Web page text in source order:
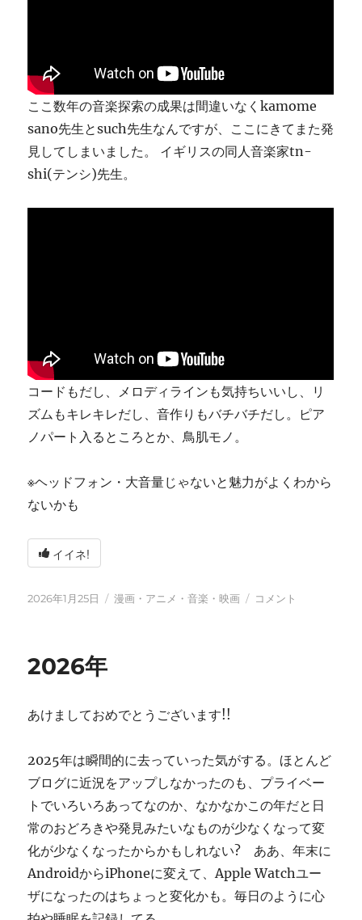
ここ数年の音楽探索の成果は間違いなくkamome
sano先生とsuch先生なんですが、ここにきてまた発
見してしまいました。 イギリスの同人音楽家tn-
shi(テンシ)先生。
コードもだし、メロディラインも気持ちいいし、リ
ズムもキレキレだし、音作りもバチバチだし。ピア
ノパート入るところとか、鳥肌モノ。
※ヘッドフォン・大音量じゃないと魅力がよくわから
ないかも
イイネ!
投
2026年1月25日
カ
漫画・アニメ・音楽・映画
tn-
コメント
2026年
あけましておめでとうございます!!
2025年は瞬間的に去っていった気がする。ほとんど
ブログに近況をアップしなかったのも、プライベー
トでいろいろあってなのか、なかなかこの年だと日
常のおどろきや発見みたいなものが少なくなって変
化が少なくなったからかもしれない? ああ、年末に
AndroidからiPhoneに変えて、Apple Watchユー
ザになったのはちょっと変化かも。毎日のように心